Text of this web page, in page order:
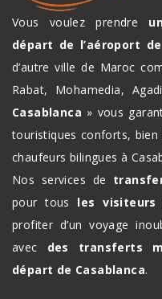
Vous voulez prendre
départ de l’aéroport
d’autre ville de Maroc
Rabat, Mohamedia,
Casablanca » vous
touristiques conforts, bien
chaufeurs bilingues à
Nos services de
pour tous les visiteurs
profiter d’un voyage
avec des transferts
départ de Casablanca.